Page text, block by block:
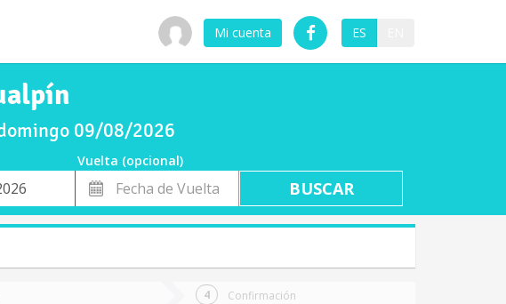
Mi cuenta ES
09/08/2026
Vuelta (opcional)
Fecha
de
Vuelta
Confirmación